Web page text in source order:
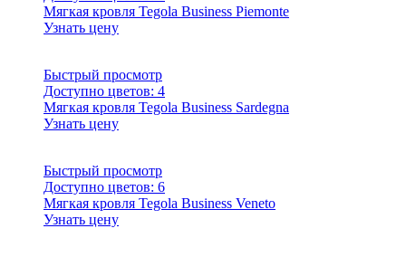
Мягкая кровля Tegola Business Piemonte
Узнать цену
Быстрый просмотр
Доступно цветов: 4
Мягкая кровля Tegola Business Sardegna
Узнать цену
Быстрый просмотр
Доступно цветов: 6
Мягкая кровля Tegola Business Veneto
Узнать цену